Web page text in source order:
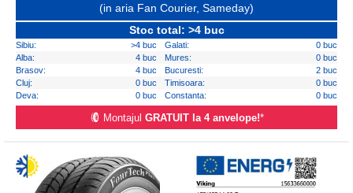
(in aria Fan Courier, Sameday)
Stoc total: >4 buc
Sibiu: >4 buc Galati:
0 buc
Alba:
4 buc Mures:
0 buc
Brasov:
4 buc Bucuresti:
2 buc
Cluj:
0 buc Timisoara:
0 buc
Deva:
0 buc Constanta: 0 buc
Montajul GRATUIT la 4 anvelope!*